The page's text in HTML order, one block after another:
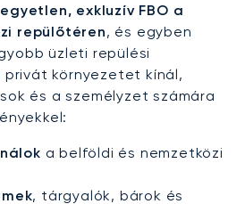
egyetlen, exkluzív FBO a
repülőtéren, és egyben
üzleti repülési
privát környezetet kínál,
és a személyzet számára
a belföldi és nemzetközi
, tárgyalók, bárok és